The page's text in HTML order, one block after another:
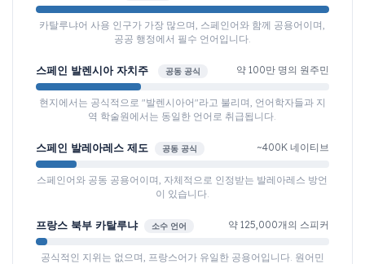
카탈루냐어 사용 인구가 가장 많으며, 스페인어와 함께 공용어이며,
공공 행정에서 필수 언어입니다.
스페인 발렌시아 자치주 공동 공식 약 100만 명의 원주민
현지에서는 공식적으로 "발렌시아어"라고 불리며, 언어학자들과 지
역 학술원에서는 동일한 언어로 취급됩니다.
스페인 발레아레스 제도 공동 공식 ~400K 네이티브
스페인어와 공동 공용어이며, 자체적으로 인정받는 발레아레스 방언
이 있습니다.
프랑스 북부 카탈루냐 소수 언어 약 125,000개의 스피커
공식적인 지위는 없으며, 프랑스어가 유일한 공용어입니다. 원어민